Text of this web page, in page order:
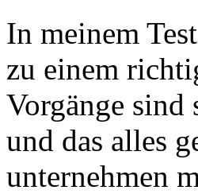
In meinem
zu einem
Vorgänge sind
und das alles
unternehmen